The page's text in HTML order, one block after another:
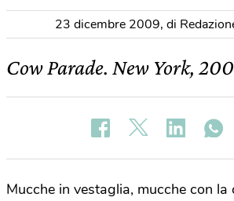
23 dicembre 2009, di
Cow Parade. New York,
Mucche in vestaglia, mucche con la